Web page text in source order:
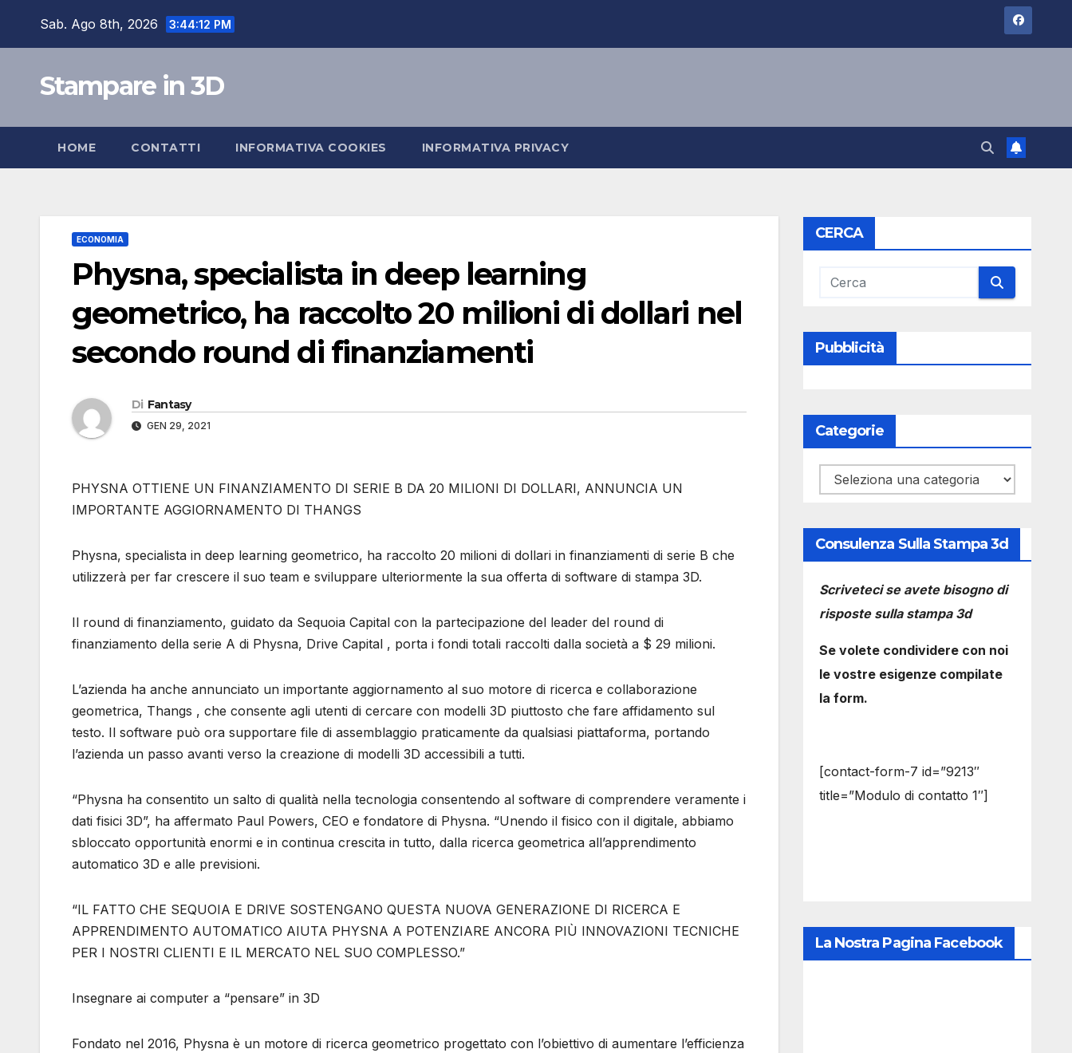
Sab. Ago 8th, 2026 3:44:13 PM
Stampare in 3D
HOME CONTATTI INFORMATIVA COOKIES INFORMATIVA PRIVACY
ECONOMIA
Physna, specialista in deep learning
geometrico, ha raccolto 20 milioni di dollari nel
secondo round di finanziamenti
Di Fantasy
GEN 29, 2021
PHYSNA OTTIENE UN FINANZIAMENTO DI SERIE B DA 20 MILIONI DI DOLLARI, ANNUNCIA UN
IMPORTANTE AGGIORNAMENTO DI THANGS
Physna, specialista in deep learning geometrico, ha raccolto 20 milioni di dollari in finanziamenti di serie B che
utilizzerà per far crescere il suo team e sviluppare ulteriormente la sua offerta di software di stampa 3D.
Il round di finanziamento, guidato da Sequoia Capital con la partecipazione del leader del round di
finanziamento della serie A di Physna, Drive Capital , porta i fondi totali raccolti dalla società a $ 29 milioni.
L’azienda ha anche annunciato un importante aggiornamento al suo motore di ricerca e collaborazione
geometrica, Thangs , che consente agli utenti di cercare con modelli 3D piuttosto che fare affidamento sul
testo. Il software può ora supportare file di assemblaggio praticamente da qualsiasi piattaforma, portando
l’azienda un passo avanti verso la creazione di modelli 3D accessibili a tutti.
“Physna ha consentito un salto di qualità nella tecnologia consentendo al software di comprendere veramente i
dati fisici 3D”, ha affermato Paul Powers, CEO e fondatore di Physna. “Unendo il fisico con il digitale, abbiamo
sbloccato opportunità enormi e in continua crescita in tutto, dalla ricerca geometrica all’apprendimento
automatico 3D e alle previsioni.
“IL FATTO CHE SEQUOIA E DRIVE SOSTENGANO QUESTA NUOVA GENERAZIONE DI RICERCA E
APPRENDIMENTO AUTOMATICO AIUTA PHYSNA A POTENZIARE ANCORA PIÙ INNOVAZIONI TECNICHE
PER I NOSTRI CLIENTI E IL MERCATO NEL SUO COMPLESSO.”
Insegnare ai computer a “pensare” in 3D
Fondato nel 2016, Physna è un motore di ricerca geometrico progettato con l’obiettivo di aumentare l’efficienza
CERCA
Pubblicità
Categorie
Categorie
Consulenza Sulla Stampa 3d
Scriveteci se avete bisogno di
risposte sulla stampa 3d
Se volete condividere con noi
le vostre esigenze compilate
la form.
[contact-form-7 id=”9213″
title=”Modulo di contatto 1″]
La Nostra Pagina Facebook